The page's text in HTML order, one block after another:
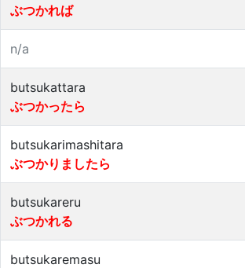
ぶつかれば
n/a
butsukattara
ぶつかったら
butsukarimashitara
ぶつかりましたら
butsukareru
ぶつかれる
butsukaremasu